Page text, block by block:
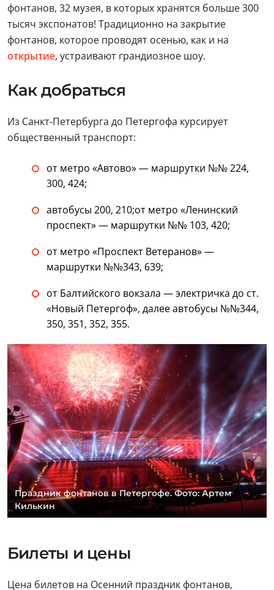
фонтанов, 32 музея, в которых хранятся больше 300
тысяч экспонатов! Традиционно на закрытие
фонтанов, которое проводят осенью, как и на
открытие, устраивают грандиозное шоу.
Как добраться
Из Санкт-Петербурга до Петергофа курсирует
общественный транспорт:
от метро «Автово» — маршрутки №№ 224,
300, 424;
автобусы 200, 210;от метро «Ленинский
проспект» — маршрутки №№ 103, 420;
от метро «Проспект Ветеранов» —
маршрутки №№343, 639;
от Балтийского вокзала — электричка до ст.
«Новый Петергоф», далее автобусы №№344,
350, 351, 352, 355.
Праздник фонтанов в Петергофе. Фото: Артем
Килькин
Билеты и цены
Цена билетов на Осенний праздник фонтанов,